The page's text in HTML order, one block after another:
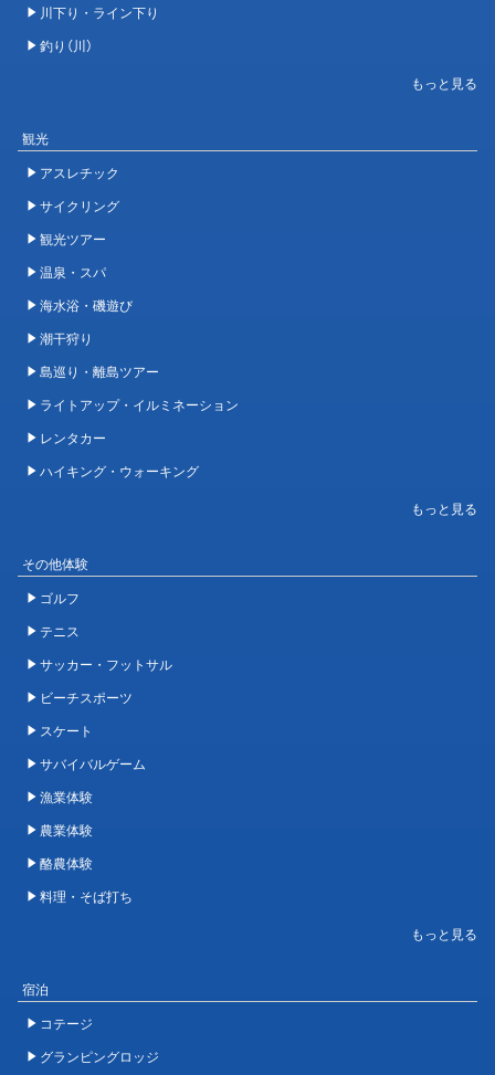
川下り・ライン下り
釣り（川）
観光
アスレチック
サイクリング
観光ツアー
温泉・スパ
海水浴・磯遊び
潮干狩り
島巡り・離島ツアー
ライトアップ・イルミネーション
レンタカー
ハイキング・ウォーキング
その他体験
ゴルフ
テニス
サッカー・フットサル
ビーチスポーツ
スケート
サバイバルゲーム
漁業体験
農業体験
酪農体験
料理・そば打ち
宿泊
コテージ
グランピングロッジ